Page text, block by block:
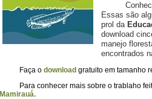
Conhecer,
Essas são
prol da
download
manejo
encontrados
Faça o download gratuito em tamanho
Para conhecer mais sobre o trablaho
Mamirauá.